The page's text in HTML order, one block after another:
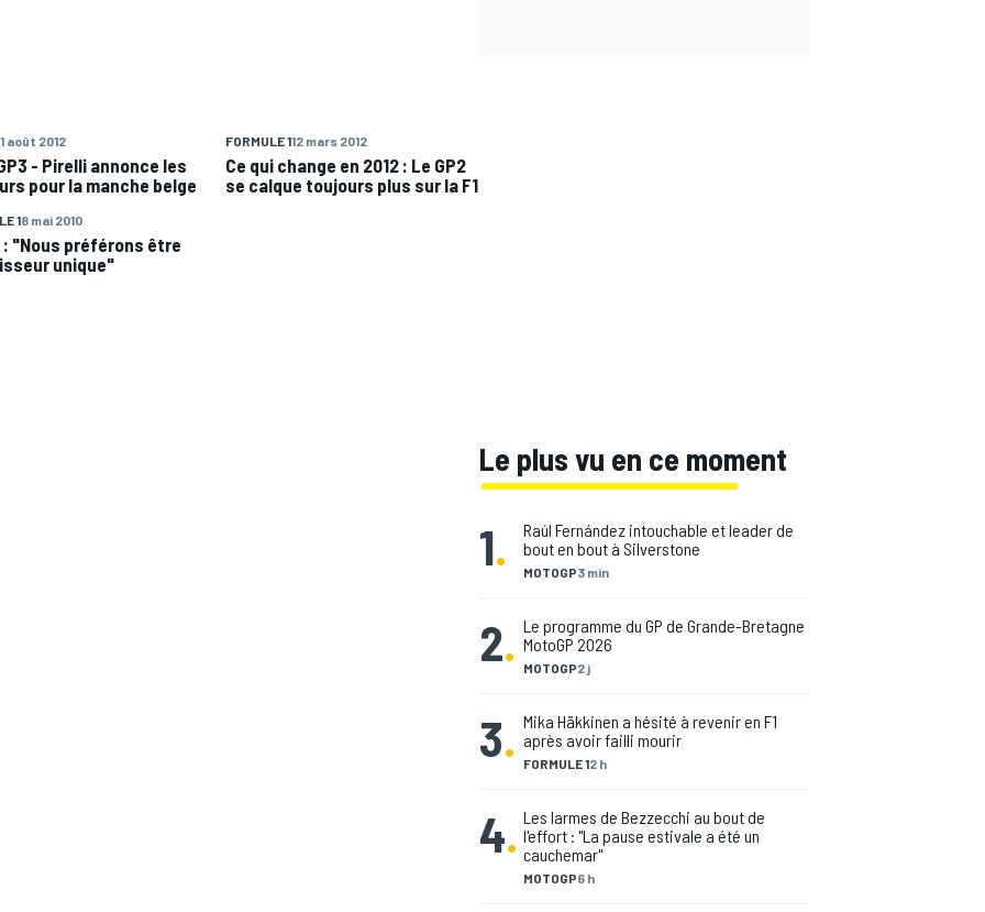
août 2012
- Pirelli annonce les
pour la manche belge
FORMULE 112 mars 2012
Ce qui change en 2012 : Le GP2
se calque toujours plus sur la F1
18 mai 2010
: "Nous préférons être
unique"
Le plus vu en ce moment
1. MOTOGP3 min
Raúl Fernández intouchable et leader de
bout en bout à Silverstone
2. MOTOGP2 j
Le programme du GP de Grande-Bretagne
MotoGP 2026
3. FORMULE 12 h
Mika Häkkinen a hésité à revenir en F1
après avoir failli mourir
4.
MOTOGP6 h
Les larmes de Bezzecchi au bout de
l'effort : "La pause estivale a été un
cauchemar"